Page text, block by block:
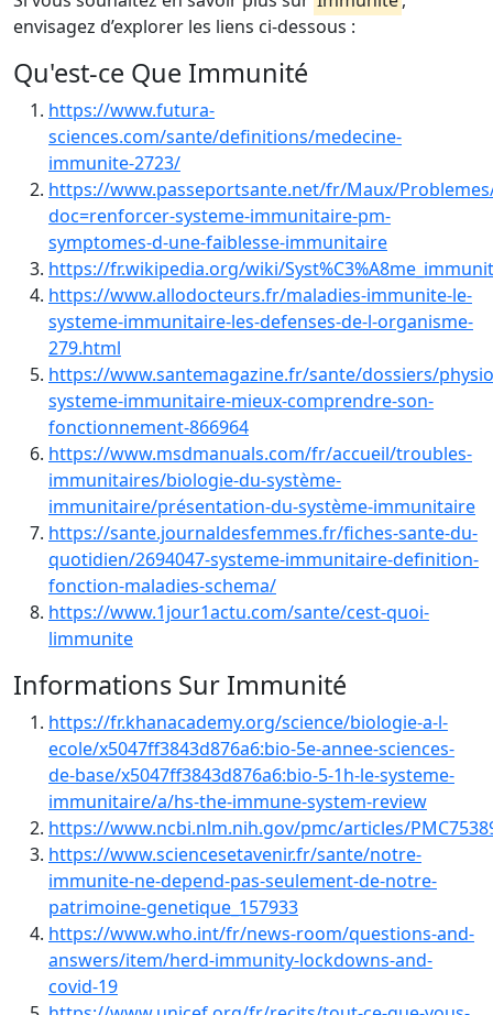
envisagez d’explorer les liens ci-dessous :
Qu'est-ce Que Immunité
https://www.futura-
sciences.com/sante/definitions/medecine-
immunite-2723/
https://www.passeportsante.net/fr/Maux/
doc=renforcer-systeme-immunitaire-pm-
symptomes-d-une-faiblesse-immunitaire
https://fr.wikipedia.org/wiki/
https://www.allodocteurs.fr/maladies-immunite-le-
systeme-immunitaire-les-defenses-de-l-organisme-
279.html
https://www.santemagazine.fr/sante/dossiers/
systeme-immunitaire-mieux-comprendre-son-
fonctionnement-866964
https://www.msdmanuals.com/fr/accueil/troubles-
immunitaires/biologie-du-système-
immunitaire/présentation-du-système-immunitaire
https://sante.journaldesfemmes.fr/fiches-sante-du-
quotidien/2694047-systeme-immunitaire-definition-
fonction-maladies-schema/
https://www.1jour1actu.com/sante/cest-quoi-
limmunite
Informations Sur Immunité
https://fr.khanacademy.org/science/biologie-a-l-
ecole/x5047ff3843d876a6:bio-5e-annee-sciences-
de-base/x5047ff3843d876a6:bio-5-1h-le-systeme-
immunitaire/a/hs-the-immune-system-review
https://www.ncbi.nlm.nih.gov/pmc/articles/
https://www.sciencesetavenir.fr/sante/notre-
immunite-ne-depend-pas-seulement-de-notre-
patrimoine-genetique_157933
https://www.who.int/fr/news-room/questions-and-
answers/item/herd-immunity-lockdowns-and-
covid-19